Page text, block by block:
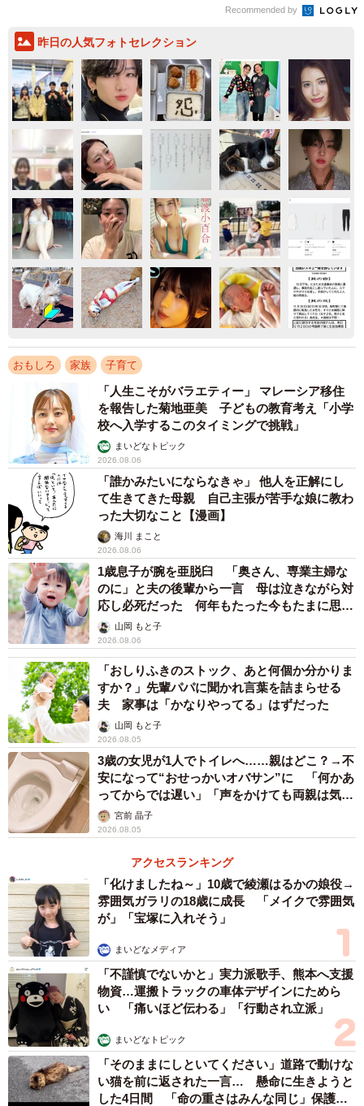
Recommended by
昨日の人気フォトセレクション
おもしろ 家族 子育て
「人生こそがバラエティー」 マレーシア移住
を報告した菊地亜美 子どもの教育考え「小学
校へ入学するこのタイミングで挑戦」
まいどなトピック
2026.08.06
「誰かみたいにならなきゃ」 他人を正解にし
て生きてきた母親 自己主張が苦手な娘に教わ
った大切なこと【漫画】
海川 まこと
2026.08.06
1歳息子が腕を亜脱臼 「奥さん、専業主婦な
のに」と夫の後輩から一言 母は泣きながら対
応し必死だった 何年もたった今もたまに思い
出し…山岡 もと子
2026.08.06
「おしりふきのストック、あと何個か分かりま
すか？」先輩パパに聞かれ言葉を詰まらせる
夫 家事は「かなりやってる」はずだった
山岡 もと子
2026.08.05
3歳の女児が1人でトイレへ……親はどこ？→不
安になって“おせっかいオバサン”に 「何かあ
ってからでは遅い」「声をかけても両親は気づ
かぬまま」
宮前 晶子
2026.08.05
アクセスランキング
「化けましたね～」10歳で綾瀬はるかの娘役→
雰囲気ガラリの18歳に成長 「メイクで雰囲気
が」「宝塚に入れそう」
まいどなメディア
「不謹慎でないかと」実力派歌手、熊本へ支援
物資…運搬トラックの車体デザインにためら
い 「痛いほど伝わる」「行動され立派」
まいどなトピック
「そのままにしといてください」道路で動けな
い猫を前に返された一言… 懸命に生きようと
した4日間 「命の重さはみんな同じ」保護団